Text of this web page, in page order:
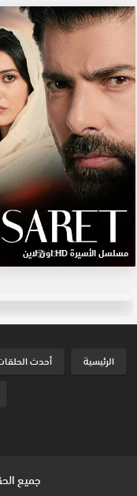
مسلسل الأسيرة HD اون لاين
الرئيسية أحدث
جميع